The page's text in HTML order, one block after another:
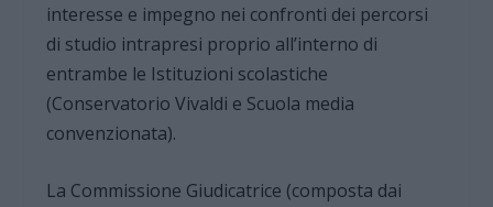
interesse e impegno nei confronti dei percorsi
di studio intrapresi proprio all’interno di
entrambe le Istituzioni scolastiche
(Conservatorio Vivaldi e Scuola media
convenzionata).
La Commissione Giudicatrice (composta dai